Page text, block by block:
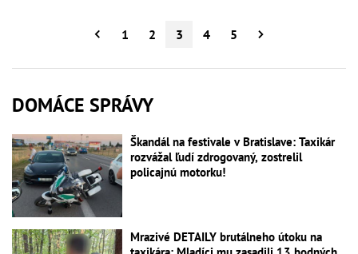
1 2 3 4 5
DOMÁCE SPRÁVY
Škandál na festivale v Bratislave: Taxikár
rozvážal ľudí zdrogovaný, zostrelil
policajnú motorku!
Mrazivé DETAILY brutálneho útoku na